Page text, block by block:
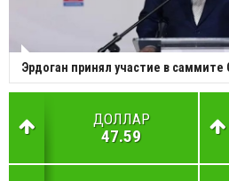
Эрдоган принял участие в
ДОЛЛАР
47.59